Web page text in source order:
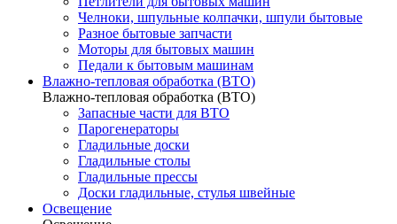
Челноки, шпульные колпачки, шпули бытовые
Разное бытовые запчасти
Моторы для бытовых машин
Педали к бытовым машинам
Влажно-тепловая обработка (ВТО)
Влажно-тепловая обработка (ВТО)
Запасные части для ВТО
Парогенераторы
Гладильные доски
Гладильные столы
Гладильные прессы
Доски гладильные, стулья швейные
Освещение